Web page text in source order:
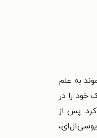
به علم
خود را در
پس از
یوسی‌ال‌ای،